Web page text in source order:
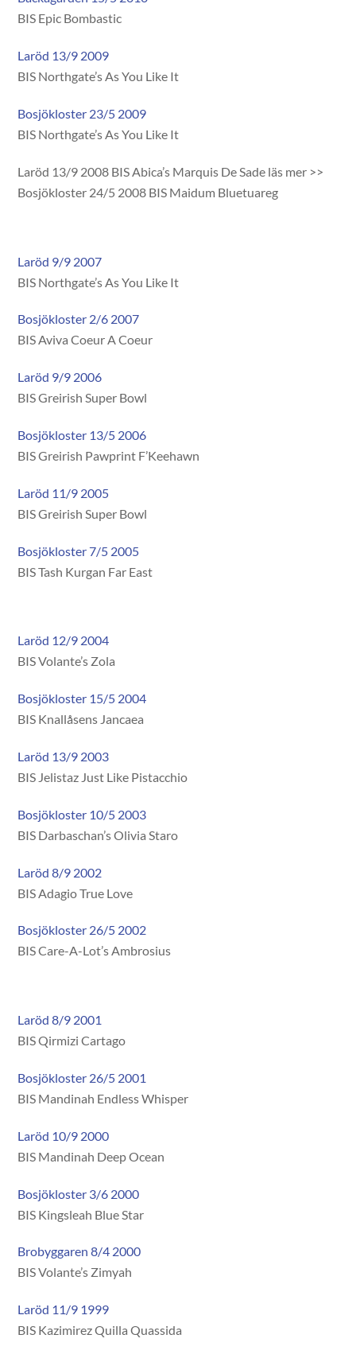
BIS Epic Bombastic
Laröd 13/9 2009
BIS Northgate’s As You Like It
Bosjökloster 23/5 2009
BIS Northgate’s As You Like It
Laröd 13/9 2008 BIS Abica’s Marquis De Sade läs mer >>
Bosjökloster 24/5 2008 BIS Maidum Bluetuareg
Laröd 9/9 2007
BIS Northgate’s As You Like It
Bosjökloster 2/6 2007
BIS Aviva Coeur A Coeur
Laröd 9/9 2006
BIS Greirish Super Bowl
Bosjökloster 13/5 2006
BIS Greirish Pawprint F’Keehawn
Laröd 11/9 2005
BIS Greirish Super Bowl
Bosjökloster 7/5 2005
BIS Tash Kurgan Far East
Laröd 12/9 2004
BIS Volante’s Zola
Bosjökloster 15/5 2004
BIS Knallåsens Jancaea
Laröd 13/9 2003
BIS Jelistaz Just Like Pistacchio
Bosjökloster 10/5 2003
BIS Darbaschan’s Olivia Staro
Laröd 8/9 2002
BIS Adagio True Love
Bosjökloster 26/5 2002
BIS Care-A-Lot’s Ambrosius
Laröd 8/9 2001
BIS Qirmizi Cartago
Bosjökloster 26/5 2001
BIS Mandinah Endless Whisper
Laröd 10/9 2000
BIS Mandinah Deep Ocean
Bosjökloster 3/6 2000
BIS Kingsleah Blue Star
Brobyggaren 8/4 2000
BIS Volante’s Zimyah
Laröd 11/9 1999
BIS Kazimirez Quilla Quassida